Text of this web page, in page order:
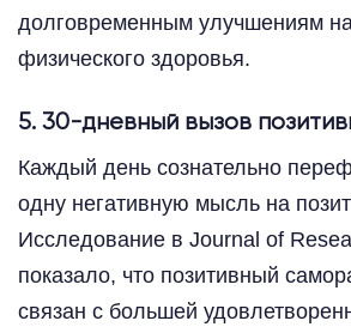
долговременным улучшениям
физического здоровья.
5. 30-дневный вызов
Каждый день сознательно
одну негативную мысль на
Исследование в Journal of
показало, что позитивный
связан с большей